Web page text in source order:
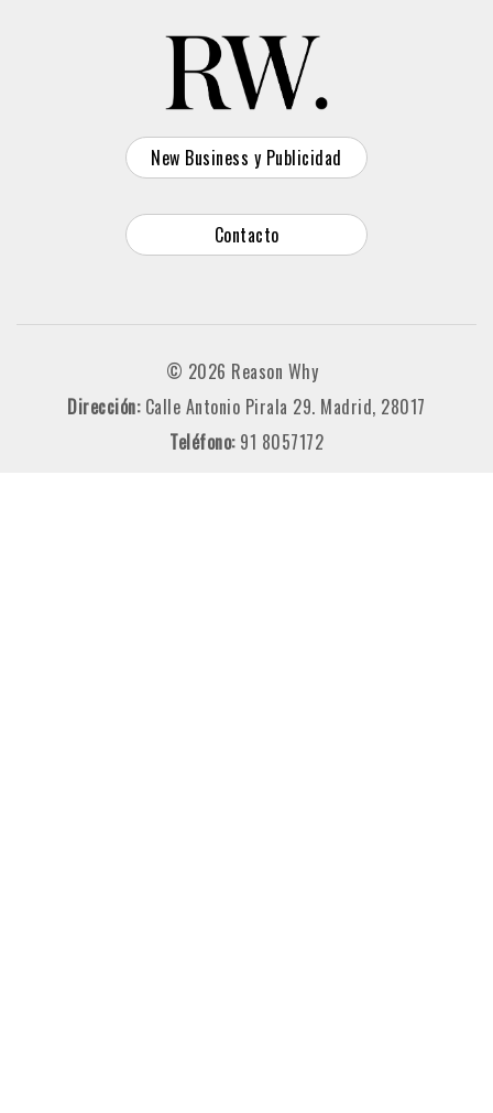
New Business y Publicidad
Contacto
© 2026 Reason Why
Dirección: Calle Antonio Pirala 29. Madrid, 28017
Teléfono: 91 8057172